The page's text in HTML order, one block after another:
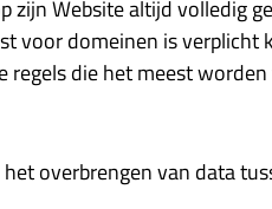
Website altijd volledig
voor domeinen is verplicht
die het meest
overbrengen van data